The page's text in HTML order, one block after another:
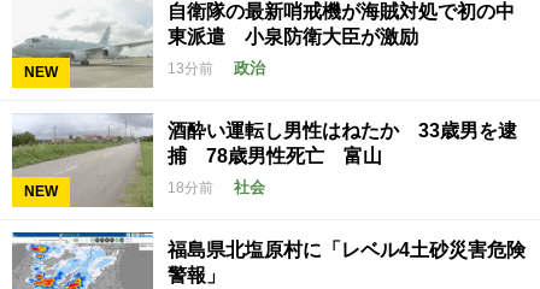
NEW
自衛隊の最新哨戒機が海賊対処で初の中
東派遣 小泉防衛大臣が激励
13分前 政治
NEW
酒酔い運転し男性はねたか 33歳男を逮
捕 78歳男性死亡 富山
18分前 社会
福島県北塩原村に「レベル4土砂災害危険
警報」